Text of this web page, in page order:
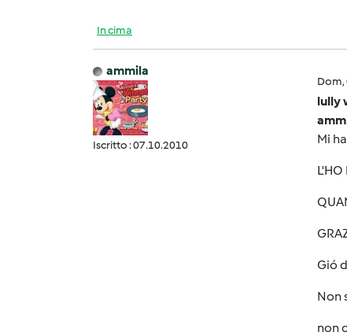
In cima
ammila
Iscritto : 07.10.2010
Dom,
lully
Mi
L'HO
Gió
Non
non